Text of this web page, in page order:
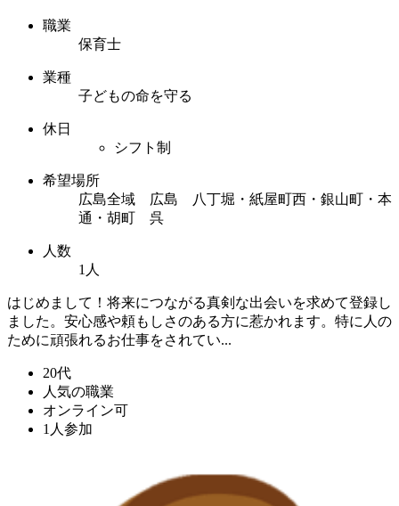
職業
保育士
業種
子どもの命を守る
休日
シフト制
希望場所
広島全域 広島 八丁堀・紙屋町西・銀山町・本
通・胡町 呉
人数
1人
はじめまして！将来につながる真剣な出会いを求めて登録し
ました。安心感や頼もしさのある方に惹かれます。特に人の
ために頑張れるお仕事をされてい...
20代
人気の職業
オンライン可
1人参加